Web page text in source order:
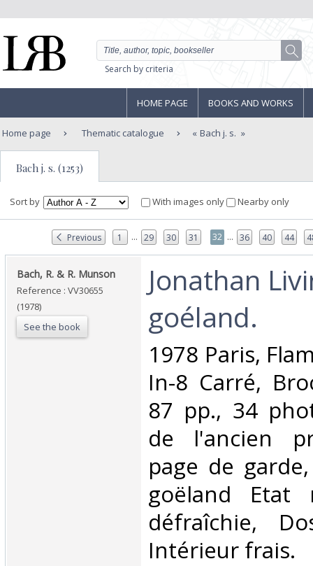
Search by criteria
HOME PAGE BOOKS AND WORKS
Home page Thematic catalogue Bach j. s.
Bach j. s. (1253)
Sort by With images only Nearby only
Previous 1 ... 29 30 31 32 ... 36 40 44
‎Bach, R. & R. Munson‎
Reference : VV30655
(1978)
See the book
‎Jonathan
goéland.‎
‎1978 Paris,
In-8 Carré,
87 pp., 34
de l'ancien
page de
goëland Etat
défraîchie,
Intérieur frais.‎